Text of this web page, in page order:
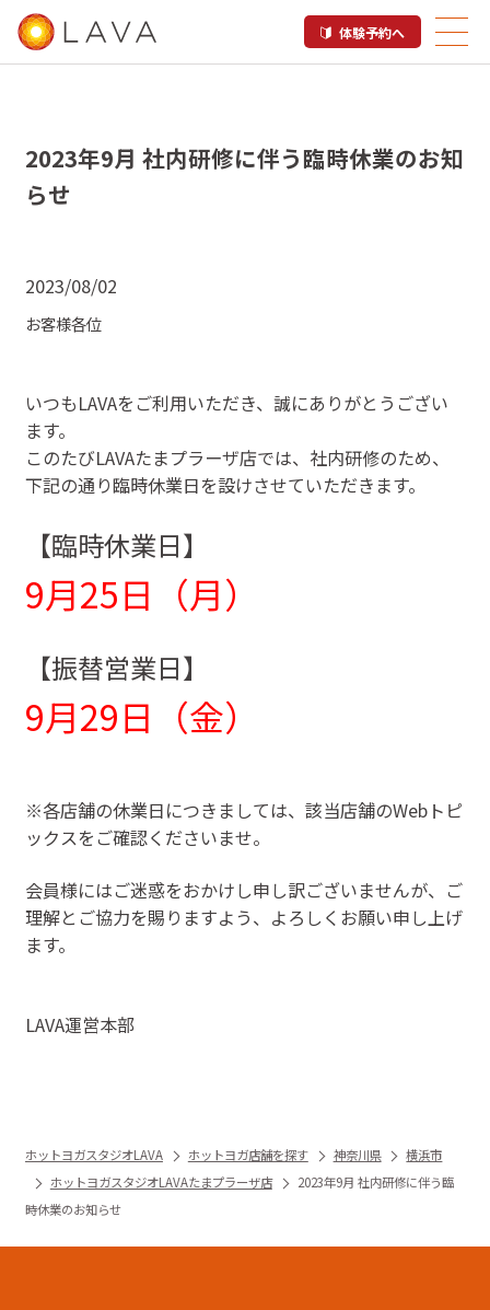
体験予約へ
2023年9月 社内研修に伴う臨時休業のお知
らせ
2023/08/02
お客様各位
いつもLAVAをご利用いただき、誠にありがとうござい
ます。
このたびLAVAたまプラーザ店では、社内研修のため、
下記の通り臨時休業日を設けさせていただきます。
【臨時休業日】
9月25日（月）
【振替営業日】
9月29日（金）
※各店舗の休業日につきましては、該当店舗のWebトピ
ックスをご確認くださいませ。
会員様にはご迷惑をおかけし申し訳ございませんが、ご
理解とご協力を賜りますよう、よろしくお願い申し上げ
ます。
LAVA運営本部
ホットヨガスタジオLAVA ホットヨガ店舗を探す 神奈川県
横浜市
ホットヨガスタジオLAVAたまプラーザ店
2023年9月 社内研修に伴う臨
時休業のお知らせ